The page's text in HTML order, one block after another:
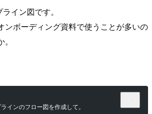
イン図です。
ンボーディング資料で使うことが多いの
インのフロー図を作成して。